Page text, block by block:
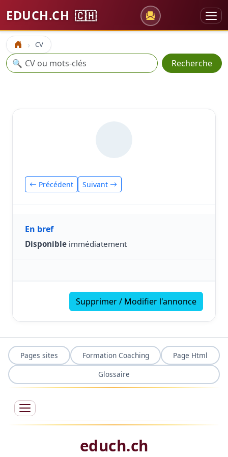
EDUCH.CH 🇨🇭
Accueil CV
Recherche
🔍 Recherche
Précédent Suivant
En bref
Disponible immédiatement
Supprimer / Modifier l'annonce
Pages sites Formation Coaching
Page Html
Glossaire
educh.ch